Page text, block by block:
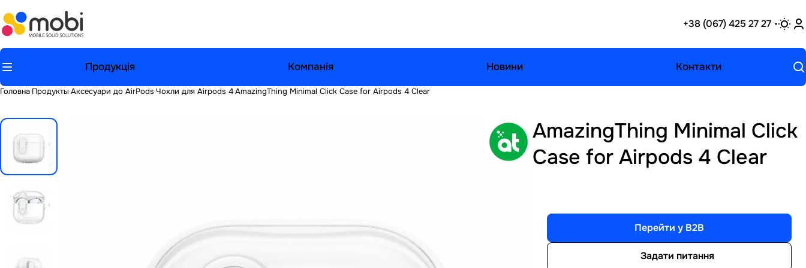
+38 (067) 425 27 27
Продукція Компанія Новини Контакти
Головна Продукты Аксесуари до AirPods Чохли для Airpods 4AmazingThing Minimal Click Case for Airpods 4 Clear
AmazingThing Minimal Click
Case for Airpods 4 Clear
Перейти у B2B
Задати питання